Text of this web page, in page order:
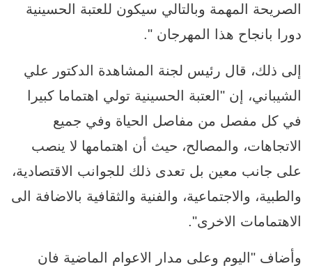
الصريحة المهمة وبالتالي سيكون للعتبة الحسينية
دورا بانجاح هذا المهرجان ".
إلى ذلك، قال رئيس لجنة المشاهدة الدكتور علي
الشيباني، إن "العتبة الحسينية تولي اهتماما كبيرا
في كل مفصل من مفاصل الحياة وفي جميع
الاتجاهات، والمصالح، حيث أن اهتمامها لا ينصب
على جانب معين بل تعدى ذلك للجوانب الاقتصادية،
والطبية، والاجتماعية، والفنية والثقافية بالاضافة الى
الاهتمامات الاخرى".
وأضاف "اليوم وعلى مدار الاعوام الماضية فان